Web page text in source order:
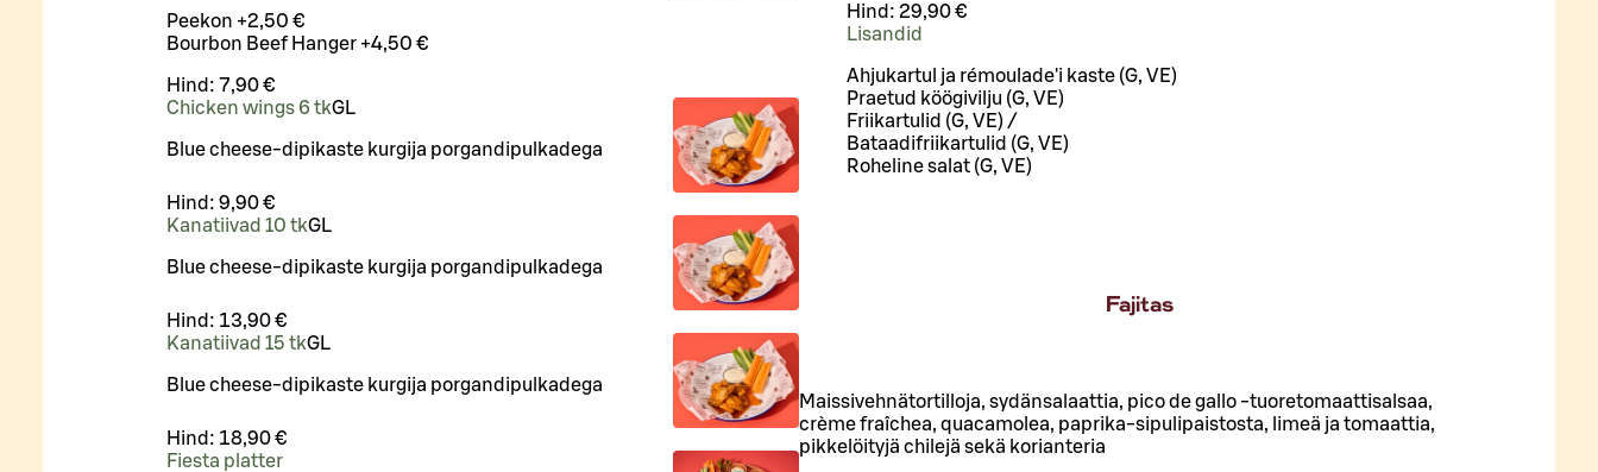
Peekon +2,50 €
Bourbon Beef Hanger +4,50 €
Hind: 7,90 €
Chicken wings 6 tkGL
Blue cheese-dipikaste kurgija porgandipulkadega
Hind: 9,90 €
Kanatiivad 10 tkGL
Blue cheese-dipikaste kurgija porgandipulkadega
Hind: 13,90 €
Kanatiivad 15 tkGL
Blue cheese-dipikaste kurgija porgandipulkadega
Hind: 18,90 €
Fiesta platter
Hind: 29,90 €
Lisandid
Ahjukartul ja rémoulade'i kaste (G, VE)
Praetud köögivilju (G, VE)
Friikartulid (G, VE) /
Bataadifriikartulid (G, VE)
Roheline salat (G, VE)
Fajitas
Maissivehnätortilloja, sydänsalaattia, pico de gallo -tuoretomaattisalsaa,
crème fraîchea, quacamolea, paprika-sipulipaistosta, limeä ja tomaattia,
pikkelöityjä chilejä sekä korianteria